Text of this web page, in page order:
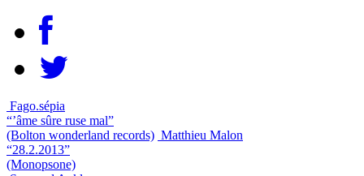
Fago.sépia
“’âme sûre ruse mal”
(Bolton wonderland records) Matthieu Malon
“28.2.2013”
(Monopsone)